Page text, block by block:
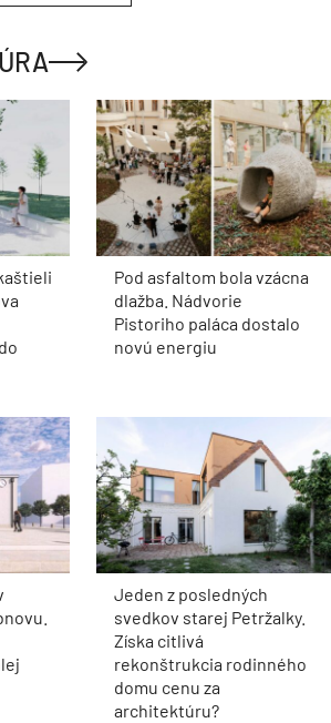
Pod asfaltom bola vzácna
dlažba. Nádvorie
Pistoriho paláca dostalo
novú energiu
Jeden z posledných
svedkov starej Petržalky.
Získa citlivá
rekonštrukcia rodinného
domu cenu za
architektúru?